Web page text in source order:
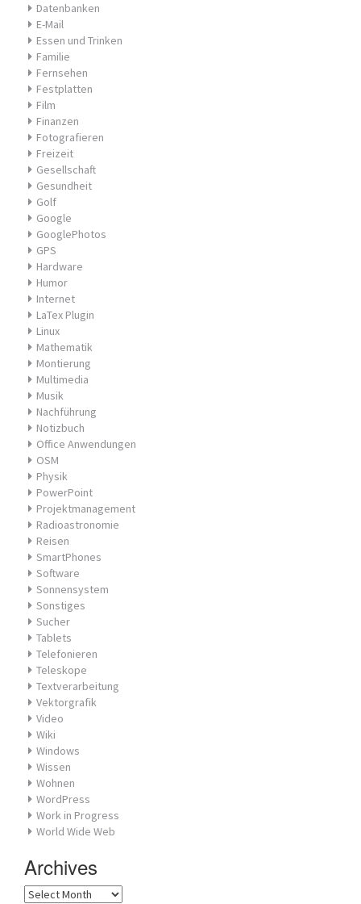
Datenbanken
E-Mail
Essen und Trinken
Familie
Fernsehen
Festplatten
Film
Finanzen
Fotografieren
Freizeit
Gesellschaft
Gesundheit
Golf
Google
GooglePhotos
GPS
Hardware
Humor
Internet
LaTex Plugin
Linux
Mathematik
Montierung
Multimedia
Musik
Nachführung
Notizbuch
Office Anwendungen
OSM
Physik
PowerPoint
Projektmanagement
Radioastronomie
Reisen
SmartPhones
Software
Sonnensystem
Sonstiges
Sucher
Tablets
Telefonieren
Teleskope
Textverarbeitung
Vektorgrafik
Video
Wiki
Windows
Wissen
Wohnen
WordPress
Work in Progress
World Wide Web
Archives
Archives